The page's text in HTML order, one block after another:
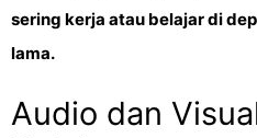
sering kerja atau belajar di
lama.
Audio dan